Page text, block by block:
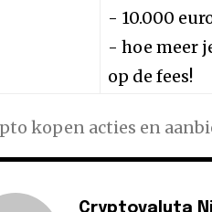
- 10.000
- hoe meer
op de fees!
kopen acties en
Cryptovaluta